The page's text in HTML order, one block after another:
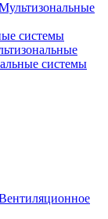
системы
системы